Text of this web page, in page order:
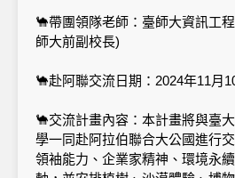
🐪帶團領隊老師：臺師大資訊工
師大前副校長)
🐪赴阿聯交流日期：2024年11月
🐪交流計畫內容：本計畫將與臺
學一同赴阿拉伯聯合大公國進行
領袖能力、企業家精神、環境永